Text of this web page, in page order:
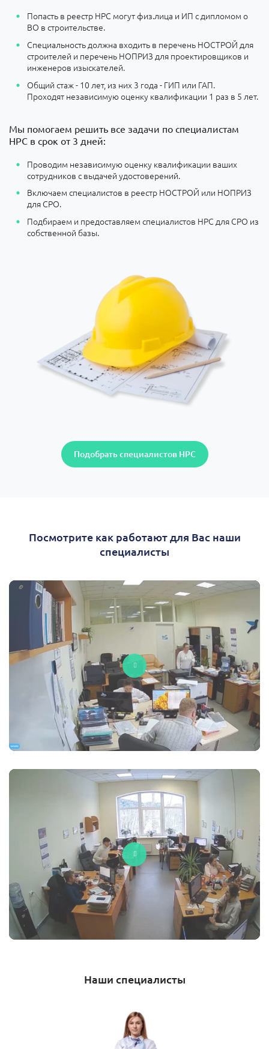
Попасть в реестр НРС могут физ.лица и ИП с дипломом о
ВО в строительстве.
Специальность должна входить в перечень НОСТРОЙ для
строителей и перечень НОПРИЗ для проектировщиков и
инженеров изыскателей.
Общий стаж - 10 лет, из них 3 года - ГИП или ГАП.
Проходят независимую оценку квалификации 1 раз в 5 лет.
Подобрать специалистов НРС
Мы помогаем решить все задачи по специалистам
НРС в срок от 3 дней:
Проводим независимую оценку квалификации ваших
сотрудников с выдачей удостоверений.
Включаем специалистов в реестр НОСТРОЙ или НОПРИЗ
для СРО.
Подбираем и предоставляем специалистов НРС для СРО из
собственной базы.
Посмотрите как работают для Вас наши
специалисты
Наши специалисты